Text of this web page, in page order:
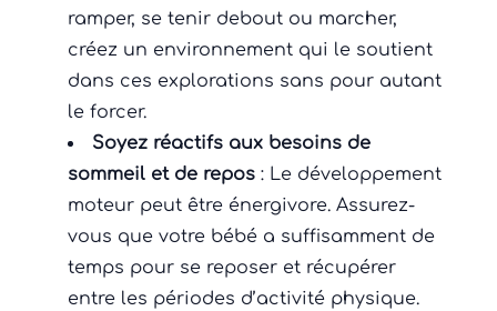
ramper, se tenir debout ou marcher,
créez un environnement qui le soutient
dans ces explorations sans pour autant
le forcer.
Soyez réactifs aux besoins de
sommeil et de repos: Le développement
moteur peut être énergivore. Assurez-
vous que votre bébé a suffisamment de
temps pour se reposer et récupérer
entre les périodes d’activité physique.